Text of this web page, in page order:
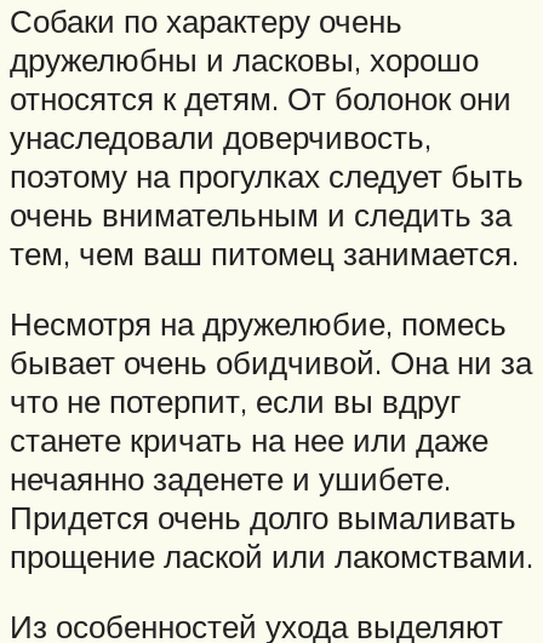
Собаки по характеру очень
дружелюбны и ласковы, хорошо
относятся к детям. От болонок они
унаследовали доверчивость,
поэтому на прогулках следует быть
очень внимательным и следить за
тем, чем ваш питомец занимается.
Несмотря на дружелюбие, помесь
бывает очень обидчивой. Она ни за
что не потерпит, если вы вдруг
станете кричать на нее или даже
нечаянно заденете и ушибете.
Придется очень долго вымаливать
прощение лаской или лакомствами.
Из особенностей ухода выделяют